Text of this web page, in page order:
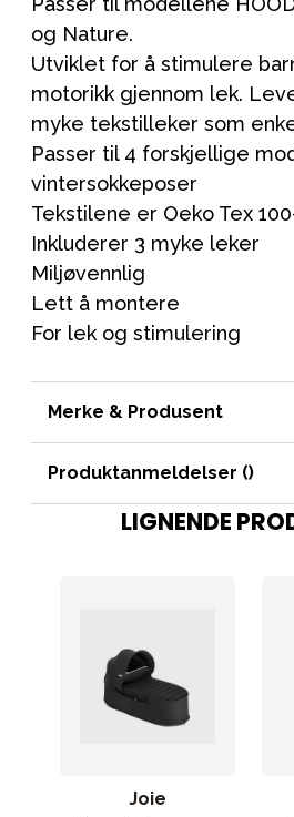
og Nature.
Utviklet for å stimulere
motorikk gjennom lek.
myke tekstilleker som
Passer til 4 forskjellige
vintersokkeposer
Tekstilene er Oeko Tex
Inkluderer 3 myke leker
Miljøvennlig
Lett å montere
For lek og stimulering
Merke & Produsent
Produktanmeldelser ()
LIGNENDE
Joie